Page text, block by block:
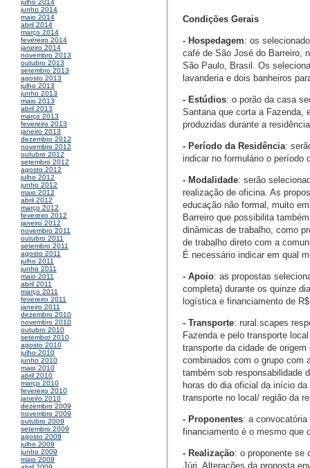
julho 2014
junho 2014
maio 2014
abril 2014
março 2014
fevereiro 2014
janeiro 2014
novembro 2013
outubro 2013
setembro 2013
agosto 2013
julho 2013
junho 2013
maio 2013
abril 2013
março 2013
fevereiro 2013
janeiro 2013
dezembro 2012
novembro 2012
outubro 2012
setembro 2012
agosto 2012
julho 2012
junho 2012
maio 2012
abril 2012
março 2012
fevereiro 2012
janeiro 2012
novembro 2011
outubro 2011
setembro 2011
agosto 2011
julho 2011
junho 2011
maio 2011
abril 2011
março 2011
fevereiro 2011
janeiro 2011
dezembro 2010
novembro 2010
outubro 2010
setembro 2010
agosto 2010
julho 2010
junho 2010
maio 2010
abril 2010
março 2010
fevereiro 2010
janeiro 2010
dezembro 2009
novembro 2009
outubro 2009
setembro 2009
agosto 2009
julho 2009
junho 2009
maio 2009
Condições Gerais
- Hospedagem: os
café de São José do Barreiro,
São Paulo, Brasil. Os
lavanderia e dois banheiros
- Estúdios: o porão da casa
Santana que corta a Fazenda,
produzidas durante a
- Período da Residência:
indicar no formulário o período
- Modalidade: serão
realização de oficina. As
educação não formal, muito
Barreiro que possibilita
dinâmicas de trabalho, como
de trabalho direto com a
É necessário indicar em qual
- Apoio: as propostas
completa) durante os quinze
logística e financiamento de
- Transporte: rural.scapes
Fazenda e pelo transporte
transporte da cidade de
combinados com o grupo com
também sob responsabilidade
horas do dia oficial da início
transporte no local/ região da
- Proponentes: a
financiamento é o mesmo que
- Realização: o proponente se
Júri. Alterações da proposta